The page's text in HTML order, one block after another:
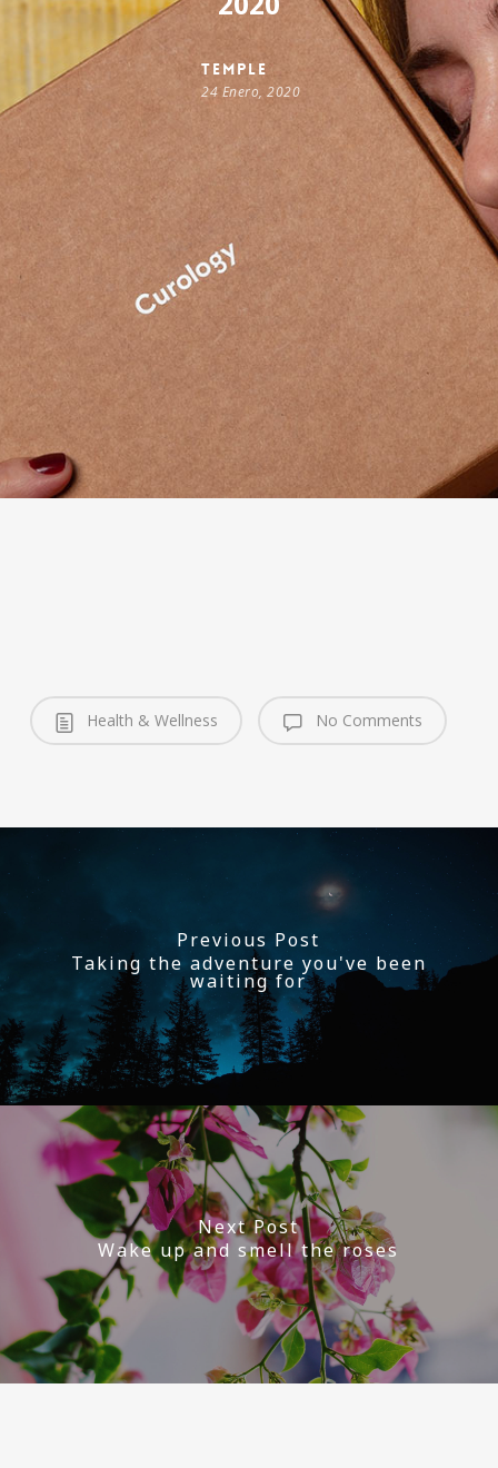
temple
24 Enero, 2020
Health & Wellness No Comments
Previous Post
Taking the adventure you've been
waiting for
Next Post
Wake up and smell the roses